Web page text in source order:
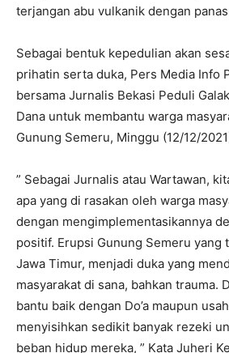
terjangan abu vulkanik dengan
Sebagai bentuk kepedulian akan
prihatin serta duka, Pers Media Info
bersama Jurnalis Bekasi Peduli
Dana untuk membantu warga
Gunung Semeru, Minggu (12/12/
” Sebagai Jurnalis atau Wartawan,
apa yang di rasakan oleh warga
dengan mengimplementasikannya
positif. Erupsi Gunung Semeru yang
Jawa Timur, menjadi duka yang
masyarakat di sana, bahkan trauma.
bantu baik dengan Do’a maupun
menyisihkan sedikit banyak rezeki
beban hidup mereka, ” Kata Juheri